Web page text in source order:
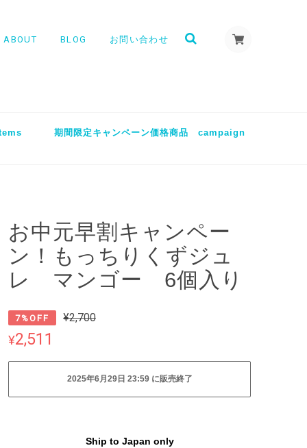
ABOUT BLOG お問い合わせ
期間限定キャンペーン価格商品 campaign
お中元早割キャンペー
ン！もっちりくずジュ
レ マンゴー 6個入り
7%OFF ¥2,700
¥2,511
2025年6月29日 23:59 に販売終了
Ship to Japan only